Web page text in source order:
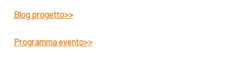
Blog progetto>>
Programma evento>>